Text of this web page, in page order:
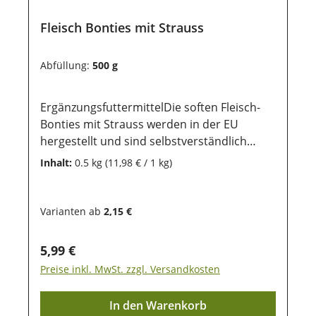
Fleisch Bonties mit Strauss
Abfüllung: 500 g
ErgänzungsfuttermittelDie soften Fleisch-
Bonties mit Strauss werden in der EU
hergestellt und sind selbstverständlich
weizen-, getreide- und glutenfrei. Sie eignen
Alltag. Es sind kleine Knochenformen von 1
eigenet sich zudem besonders für
futterempfindliche und allergische Hunde.
Aufgrund der Größe können sie auch
wunderbar für Welpen genutzt werden.
Zusammensetzung: Fleisch und tierische
Inhalt: 0.5 kg (11,98 € / 1 kg)
Varianten ab 2,15 €
Regulärer Preis:
5,99 €
Preise inkl. MwSt. zzgl. Versandkosten
In den Warenkorb